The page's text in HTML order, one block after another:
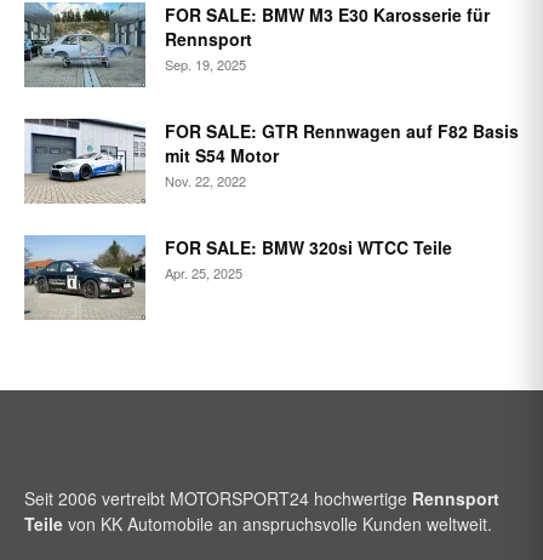
FOR SALE: BMW M3 E30 Karosserie für
Rennsport
Sep. 19, 2025
FOR SALE: GTR Rennwagen auf F82 Basis
mit S54 Motor
Nov. 22, 2022
FOR SALE: BMW 320si WTCC Teile
Apr. 25, 2025
Seit 2006 vertreibt MOTORSPORT24 hochwertige Rennsport
Teile von KK Automobile an anspruchsvolle Kunden weltweit.